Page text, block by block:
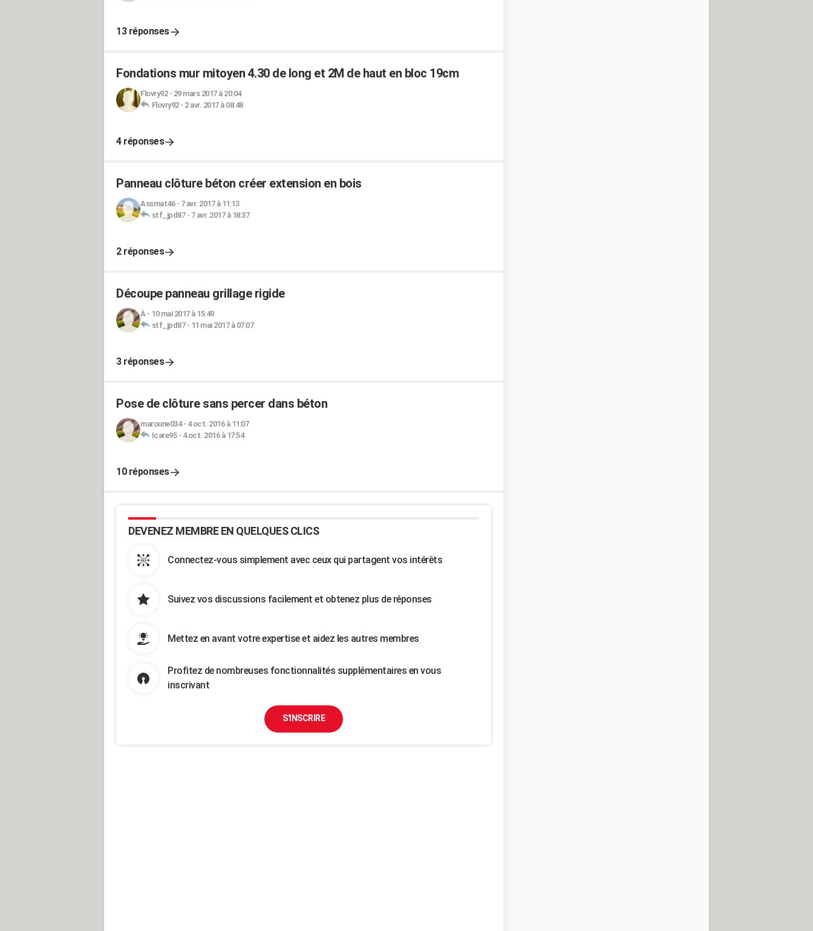
13 réponses
Fondations mur mitoyen 4.30 de long et 2M de haut en bloc 19cm
Flovry92- 29 mars 2017 à 20:04
Flovry92- 2 avr. 2017 à 08:48
4 réponses
Panneau clôture béton créer extension en bois
Assmat46- 7 avr. 2017 à 11:13
stf_jpd87- 7 avr. 2017 à 18:37
2 réponses
Découpe panneau grillage rigide
À- 10 mai 2017 à 15:49
stf_jpd87- 11 mai 2017 à 07:07
3 réponses
Pose de clôture sans percer dans béton
maroune034- 4 oct. 2016 à 11:07
Icare95- 4 oct. 2016 à 17:54
10 réponses
DEVENEZ MEMBRE EN QUELQUES CLICS
Connectez-vous simplement avec ceux qui partagent vos intérêts
Suivez vos discussions facilement et obtenez plus de réponses
Mettez en avant votre expertise et aidez les autres membres
Profitez de nombreuses fonctionnalités supplémentaires en vous
inscrivant
S'INSCRIRE